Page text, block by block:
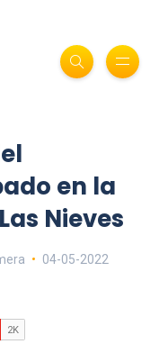
en la
Nieves
04-05-2022